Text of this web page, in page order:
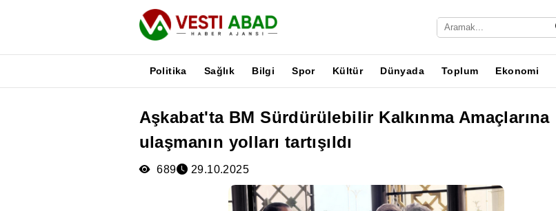
Politika Sağlık Bilgi Spor Kültür Dünyada Toplum Ekonomi
Aşkabat'ta BM Sürdürülebilir Kalkınma Amaçlarına
ulaşmanın yolları tartışıldı
689 29.10.2025